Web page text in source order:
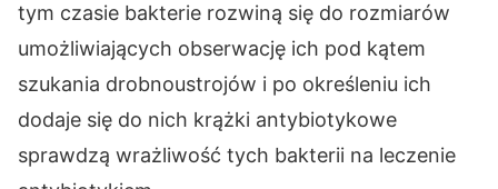
tym czasie bakterie rozwiną się do rozmiarów
umożliwiających obserwację ich pod kątem
szukania drobnoustrojów i po określeniu ich
dodaje się do nich krążki antybiotykowe
sprawdzą wrażliwość tych bakterii na leczenie